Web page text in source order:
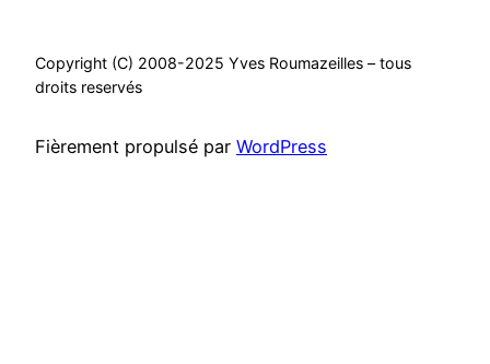
Copyright (C) 2008-2025 Yves Roumazeilles – tous
droits reservés
Fièrement propulsé par WordPress